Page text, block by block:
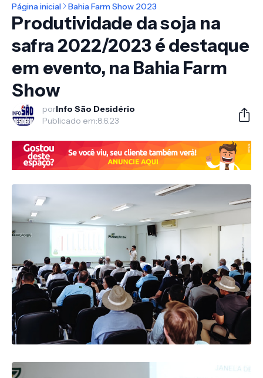
Página inicial Bahia Farm Show 2023
Produtividade da soja na
safra 2022/2023 é destaque
em evento, na Bahia Farm
Show
porInfo São Desidério
Publicado em:8.6.23